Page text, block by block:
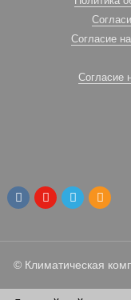
Согласие
Согласие
© Климатическая